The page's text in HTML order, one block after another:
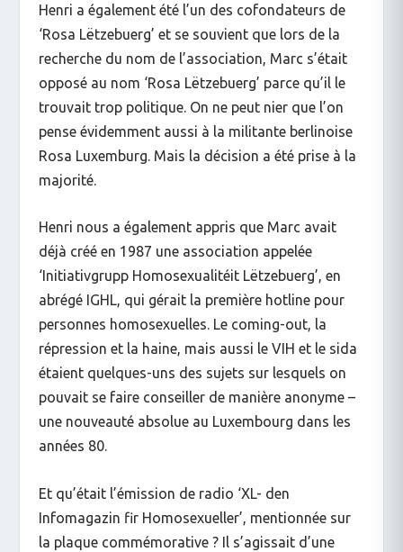
Henri a également été l’un des cofondateurs de
‘Rosa Lëtzebuerg’ et se souvient que lors de la
recherche du nom de l’association, Marc s’était
opposé au nom ‘Rosa Lëtzebuerg’ parce qu’il le
trouvait trop politique. On ne peut nier que l’on
pense évidemment aussi à la militante berlinoise
Rosa Luxemburg. Mais la décision a été prise à la
majorité.
Henri nous a également appris que Marc avait
déjà créé en 1987 une association appelée
‘Initiativgrupp Homosexualitéit Lëtzebuerg’, en
abrégé IGHL, qui gérait la première hotline pour
personnes homosexuelles. Le coming-out, la
répression et la haine, mais aussi le VIH et le sida
étaient quelques-uns des sujets sur lesquels on
pouvait se faire conseiller de manière anonyme –
une nouveauté absolue au Luxembourg dans les
années 80.
Et qu’était l’émission de radio ‘XL- den
Infomagazin fir Homosexueller’, mentionnée sur
la plaque commémorative ? Il s’agissait d’une